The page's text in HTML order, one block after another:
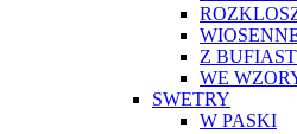
Z
WE
SWETRY
W PASKI